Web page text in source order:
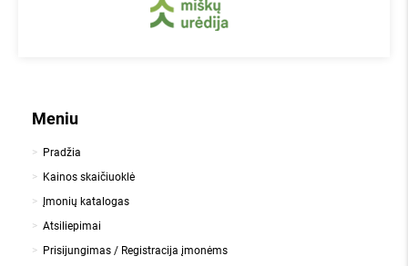
Meniu
Pradžia
Kainos skaičiuoklė
Įmonių katalogas
Atsiliepimai
Prisijungimas / Registracija įmonėms